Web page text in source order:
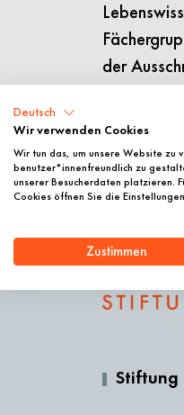
der
Stiftung
Deutsch
Wir verwenden Cookies
Wir tun das, um unsere Website zu
benutzer*innenfreundlich zu
unserer Besucherdaten platzieren.
Cookies öffnen Sie die
Zustimmen